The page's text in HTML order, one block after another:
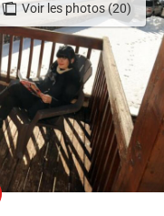
Voir les photos (20)